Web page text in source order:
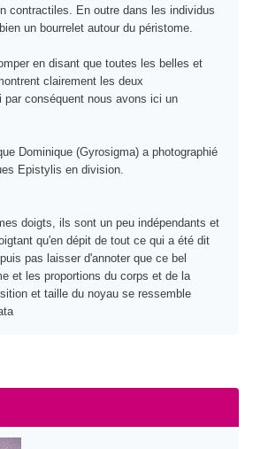
contractiles. En outre dans les individus
un bourrelet autour du péristome.
en disant que toutes les belles et
clairement les deux
par conséquent nous avons ici un
Dominique (Gyrosigma) a photographié
Epistylis en division.
doigts, ils sont un peu indépendants et
qu'en dépit de tout ce qui a été dit
pas laisser d'annoter que ce bel
et les proportions du corps et de la
et taille du noyau se ressemble